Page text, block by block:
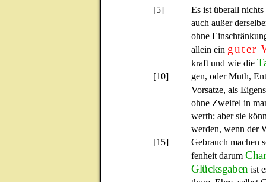
[5]
Es ist überall
auch außer
ohne
allein ein guter
kraft und wie die
[10]
gen, oder Muth,
Vorsatze, als
ohne Zweifel in
werth; aber sie
werden, wenn der
[15]
Gebrauch machen
fenheit darum
Glücksgaben ist